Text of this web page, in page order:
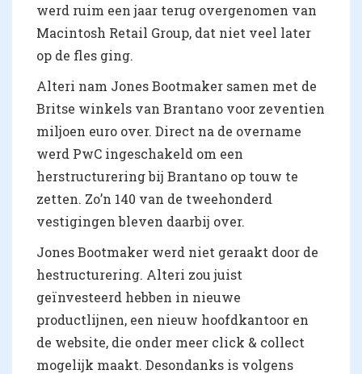
werd ruim een jaar terug overgenomen van
Macintosh Retail Group, dat niet veel later
op de fles ging.
Alteri nam Jones Bootmaker samen met de
Britse winkels van Brantano voor zeventien
miljoen euro over. Direct na de overname
werd PwC ingeschakeld om een
herstructurering bij Brantano op touw te
zetten. Zo’n 140 van de tweehonderd
vestigingen bleven daarbij over.
Jones Bootmaker werd niet geraakt door de
hestructurering. Alteri zou juist
geïnvesteerd hebben in nieuwe
productlijnen, een nieuw hoofdkantoor en
de website, die onder meer click & collect
mogelijk maakt. Desondanks is volgens